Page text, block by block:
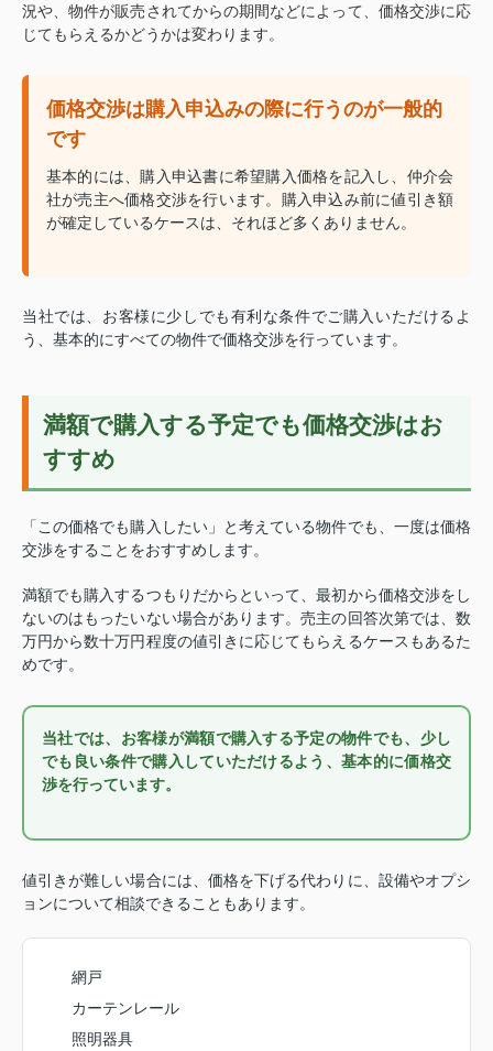
況や、物件が販売されてからの期間などによって、価格交渉に応
じてもらえるかどうかは変わります。
価格交渉は購入申込みの際に行うのが一般的
です
基本的には、購入申込書に希望購入価格を記入し、仲介会
社が売主へ価格交渉を行います。購入申込み前に値引き額
が確定しているケースは、それほど多くありません。
当社では、お客様に少しでも有利な条件でご購入いただけるよ
う、基本的にすべての物件で価格交渉を行っています。
満額で購入する予定でも価格交渉はお
すすめ
「この価格でも購入したい」と考えている物件でも、一度は価格
交渉をすることをおすすめします。
満額でも購入するつもりだからといって、最初から価格交渉をし
ないのはもったいない場合があります。売主の回答次第では、数
万円から数十万円程度の値引きに応じてもらえるケースもあるた
めです。
当社では、お客様が満額で購入する予定の物件でも、少し
でも良い条件で購入していただけるよう、基本的に価格交
渉を行っています。
値引きが難しい場合には、価格を下げる代わりに、設備やオプシ
ョンについて相談できることもあります。
網戸
カーテンレール
照明器具